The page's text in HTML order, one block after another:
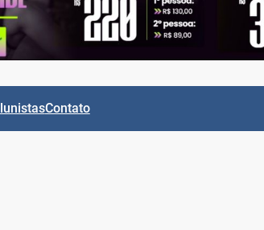
Contato